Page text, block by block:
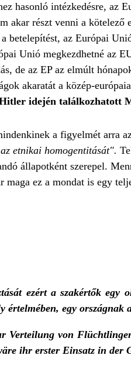
hasonló intézkedésre, az
akar részt venni a
az Európai
Unió megkezdhetné az
de az EP az elmúlt
akaratát a közép-
idején találkozhatott
a figyelmét arra
etnikai homogentitását".
állapotként szerepel.
ez a mondat is egy
ezért a szakértők
értelmében, egy
Verteilung von
ihr erster Einsatz in der